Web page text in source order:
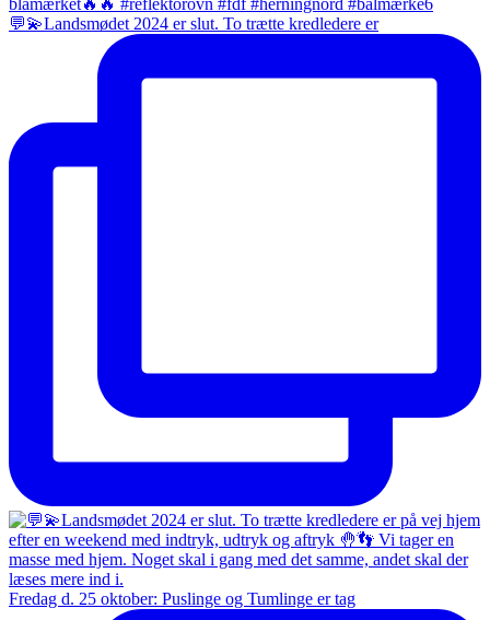
💬💫Landsmødet 2024 er slut. To trætte kredledere er
Fredag d. 25 oktober: Puslinge og Tumlinge er tag